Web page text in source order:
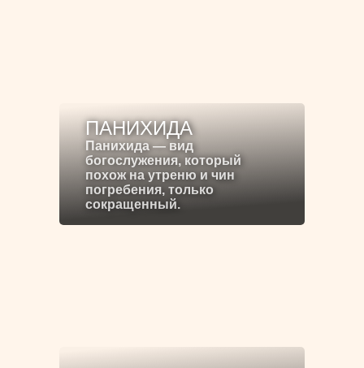
ПАНИХИДА
Панихида — вид
богослужения, который
похож на утреню и чин
погребения, только
сокращенный.